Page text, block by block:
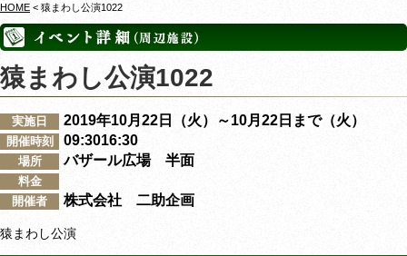
HOME < 猿まわし公演1022
猿まわし公演1022
実施日 2019年10月22日（火）～10月22日まで（火）
開催時刻 09:3016:30
場所 バザール広場 半面
料金
開催者
株式会社 二助企画
猿まわし公演